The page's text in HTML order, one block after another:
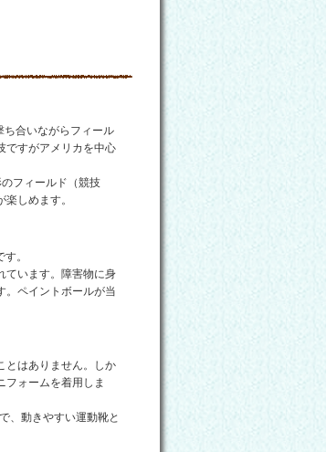
合いながらフィール
ですがアメリカを中心
フィールド（競技
しめます。
。
ています。障害物に身
。ペイントボールが当
とはありません。しか
ォームを着用しま
、動きやすい運動靴と